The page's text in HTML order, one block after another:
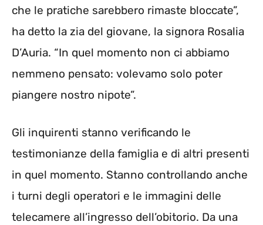
che le pratiche sarebbero rimaste bloccate”,
ha detto la zia del giovane, la signora Rosalia
D’Auria. “In quel momento non ci abbiamo
nemmeno pensato: volevamo solo poter
piangere nostro nipote”.
Gli inquirenti stanno verificando le
testimonianze della famiglia e di altri presenti
in quel momento. Stanno controllando anche
i turni degli operatori e le immagini delle
telecamere all’ingresso dell’obitorio. Da una